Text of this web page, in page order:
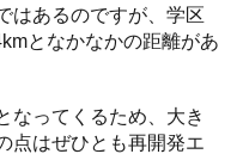
はあるのですが、学区
となかなかの距離があ
なってくるため、大き
点はぜひとも再開発エ